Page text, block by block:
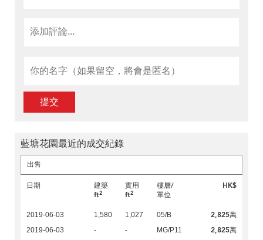
提交
藍塘花園最近的成交紀錄
出售
日期
建築
ft2
實用
ft2
樓層/
單位
HK$
2019-06-03 1,580 1,027 05/B 2,825萬
2019-06-03 - - MG/P11 2,825萬